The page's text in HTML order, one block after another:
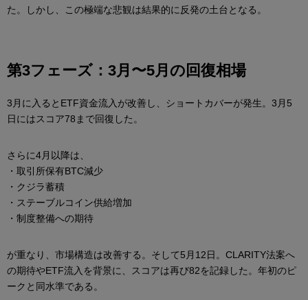
た。しかし、この極端な悲観は結果的に反発の土台となる。
第3フェーズ：3月〜5月の回復相場
3月に入るとETF資金流入が改善し、ショートカバーが発生。3月5
日にはスコア78まで回復した。
さらに4月以降は、
・取引所保有BTC減少
・クジラ蓄積
・ステーブルコイン供給増加
・制度整備への期待
が重なり、市場構造は改善する。そして5月12日。CLARITY法案へ
の期待やETF流入を背景に、スコアは再び82を記録した。年初のピ
ークと同水準である。